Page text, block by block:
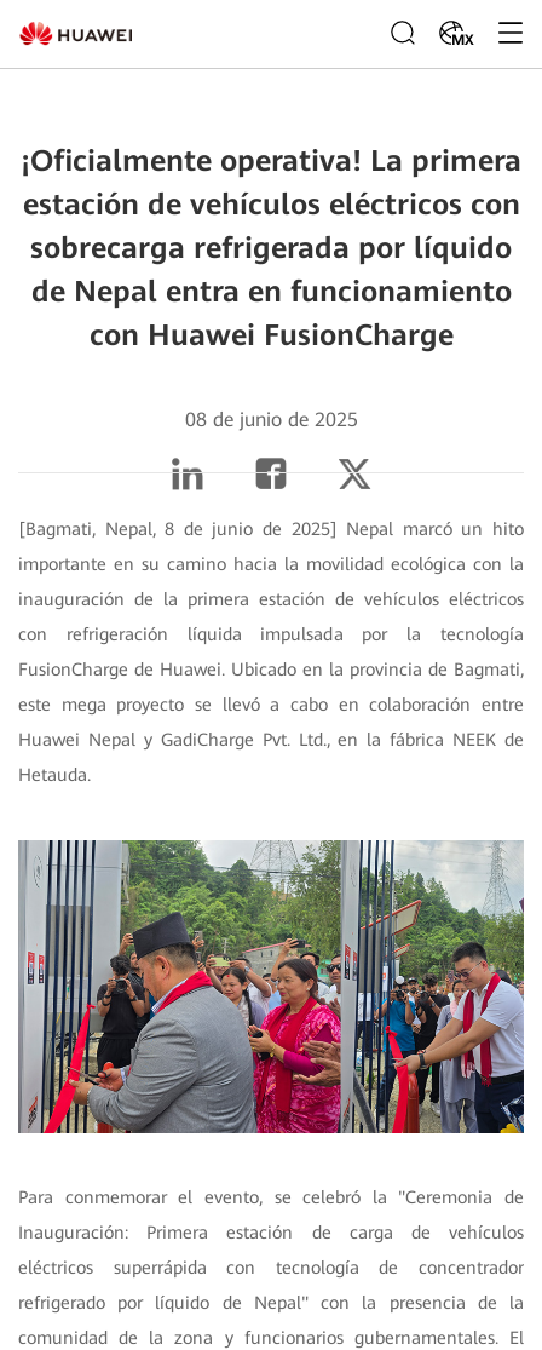
MX
¡Oficialmente operativa! La primera
estación de vehículos eléctricos con
sobrecarga refrigerada por líquido
de Nepal entra en funcionamiento
con Huawei FusionCharge
08 de junio de 2025
[Bagmati, Nepal, 8 de junio de 2025] Nepal marcó un hito
importante en su camino hacia la movilidad ecológica con la
inauguración de la primera estación de vehículos eléctricos
con refrigeración líquida impulsada por la tecnología
FusionCharge de Huawei. Ubicado en la provincia de Bagmati,
este mega proyecto se llevó a cabo en colaboración entre
Huawei Nepal y GadiCharge Pvt. Ltd., en la fábrica NEEK de
Hetauda.
Para conmemorar el evento, se celebró la "Ceremonia de
Inauguración: Primera estación de carga de vehículos
eléctricos superrápida con tecnología de concentrador
refrigerado por líquido de Nepal" con la presencia de la
comunidad de la zona y funcionarios gubernamentales. El